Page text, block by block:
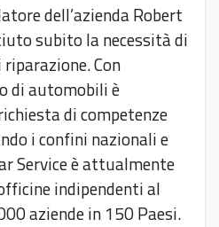
dell’azienda Robert
subito la necessità di
Con
di automobili è
di competenze
i confini nazionali e
Service è attualmente
indipendenti al
aziende in 150 Paesi.